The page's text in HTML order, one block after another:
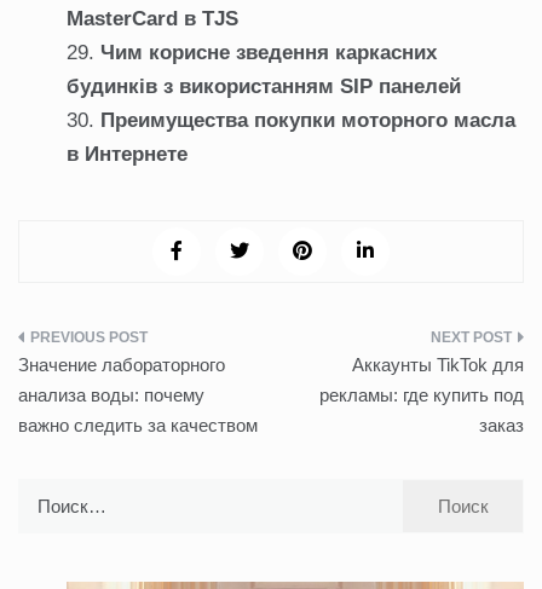
MasterCard в TJS
Чим корисне зведення каркасних
будинків з використанням SIP панелей
Преимущества покупки моторного масла
в Интернете
Навигация
по
записям
Значение лабораторного
анализа воды: почему
важно следить за качеством
Аккаунты TikTok для
рекламы: где купить под
заказ